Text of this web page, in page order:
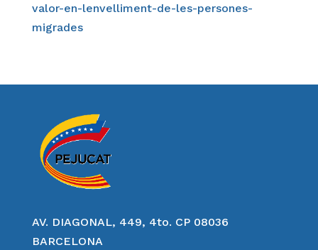
valor-en-lenvelliment-de-les-persones-
migrades
AV. DIAGONAL, 449, 4to. CP 08036
BARCELONA